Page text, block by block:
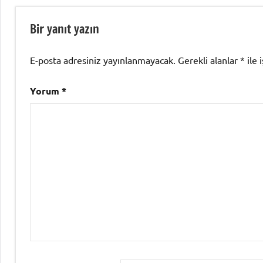
Bir yanıt yazın
E-posta adresiniz yayınlanmayacak. Gerekli alanlar * ile
Yorum *